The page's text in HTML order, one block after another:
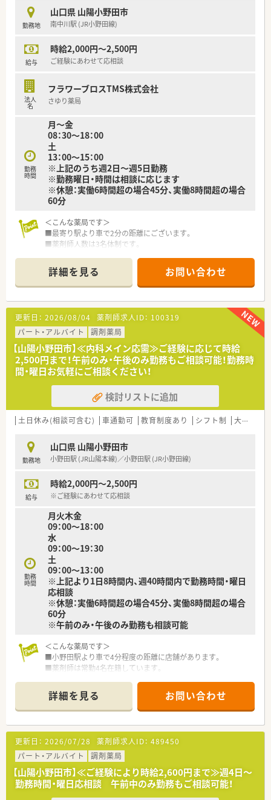
い描いている薬局をつくることが出来ます。
＜法人特徴＞
る安定経営の企業です。
山口県をはじめ34店舗を展開し、地域・社会貢献にも積極的に取
2020年には、山口県から男女がともに働きながら安心して子育
てできる雇用環境づくりをテーマとした「やまぐち子育て応援企
また、山口労働局から「子育てサポート企業」として「くるみん」
認定を受け、男女ともに働きやすい環境づくりに取り組んでいま
す。
※育休取得率100％、復帰率100％（2022年度実績）
30代の薬剤師を中心に20代～70代まで幅広い年齢層の方が活躍
しています。
勤務地
山口県 山陽小野田市
南中川駅 (JR小野田線)
給与
時給2,000円～2,500円
ご経験にあわせて応相談
法人
名
フラワーブロスTMS株式会社
さゆり薬局
勤務
時間
月～金
08：30～18：00
土
13：00～15：00
※上記のうち週2日～週5日勤務
※勤務曜日・時間は相談に応じます
※休憩：実働6時間超の場合45分、実働8時間超の場合
60分
＜こんな薬局です＞
■最寄り駅より車で2分の距離にございます。
■薬剤師人数は3名体制です。
＜業務内容＞
■門前の病院より総合科目を応需しています。
■処方箋枚数は30枚/日程度です。
＜研修制度・教育体制＞
■各段階別の研修システムや定期的なセミナー・専属接遇インス
トラクター指導による接客サービスの徹底を行っています。
■将来独立を考えている方への支援をするフランチャイズシス
テムを導入。勤続10年より相談可能です。
独立希望の薬剤師の方は、薬局経営の勉強をしながら自分の思
い描いている薬局をつくることが出来ます。
当社は山口県を中心に広島や関東、九州に調剤薬局を展開してい
る安定経営の企業です。
り組んでおります。
2020年には、山口県から男女がともに働きながら安心して子育
業」と「やまぐちイクメン応援企業」に登録されました。
また、山口労働局から「子育てサポート企業」として「くるみん」
す。
※育休取得率100％、復帰率100％（2022年度実績）
30代の薬剤師を中心に20代～70代まで幅広い年齢層の方が活躍
しています。
＜法人の取り組み＞
「有給休暇100％消化プロジェクト」
働き方改革における社員全員のワークライフバランス実現のた
めに発足しました。
達成した方にはギフトを送るなどして、男女ともにお休みも取り
＜こんな方にもおすすめ＞
■ご家庭と両立しながらバランスよく勤務したい方
■プライベートの時間もしっかり確保したい方
詳細を見る お問い合わせ
更新日： 2026/08/04 薬剤師求人ID： 100319
パート・アルバイト
調剤薬局
【山陽小野田市】≪内科メイン応需≫ご経験に応じて時給
2,500円まで！午前のみ・午後のみ勤務もご相談可能！勤務時
間・曜日お気軽にご相談ください！
検討リストに追加
土日休み(相談可含む) 車通勤可 教育制度あり シフト制 大手チェーン以外
勤務地
山口県 山陽小野田市
小野田駅 (JR山陽本線)／小野田駅 (JR小野田線)
給与
時給2,000円～2,500円
※ご経験にあわせて応相談
勤務
時間
月火木金
09：00～18：00
水
09：00～19：30
土
09：00～13：00
※上記より1日8時間内、週40時間内で勤務時間・曜日
応相談
※休憩：実働6時間超の場合45分、実働8時間超の場合
60分
※午前のみ・午後のみ勤務も相談可能
＜こんな薬局です＞
■小野田駅より車で4分程度の距離に店舗があります。
■薬剤師は常勤4名在籍しています。
＜業務内容＞
■近隣の診療所より内科や胃腸科などをメインに処方応需して
います。
■処方箋枚数は約60～65枚/日です。
＜研修制度＞
■現場の先輩薬剤師より指導を受けて頂きます。
＜法人特徴＞
■山口県宇部市に3店舗展開しております。
詳細を見る お問い合わせ
更新日： 2026/07/28 薬剤師求人ID： 489450
パート・アルバイト
調剤薬局
【山陽小野田市】≪ご経験により時給2,600円まで≫週4日～
勤務時間・曜日応相談 午前中のみ勤務もご相談可能！